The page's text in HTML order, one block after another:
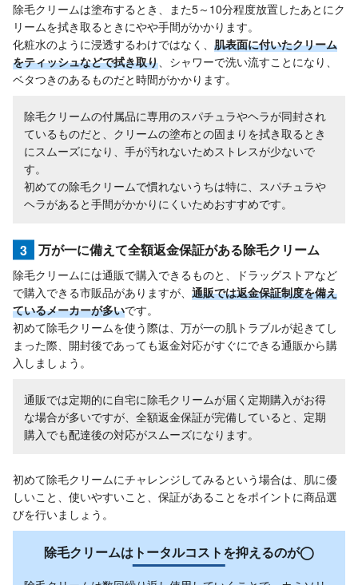
除毛クリームは塗布するとき、また5～10分程度放置したあとにク
リームを拭き取るときにやや手間がかかります。
化粧水のように浸透するわけではなく、 肌表面に付いたクリーム
をティッシュなどで拭き取り、シャワーで洗い流すことになり、
ベタつきのあるものだと時間がかかります。
除毛クリームの付属品に専用のスパチュラやヘラが同封され
ているものだと、クリームの塗布との固まりを拭き取るとき
にスムーズになり、手が汚れないためストレスが少ないで
す。
初めての除毛クリームで慣れないうちは特に、スパチュラや
ヘラがあると手間がかかりにくいためおすすめです。
3 万が一に備えて全額返金保証がある除毛クリーム
除毛クリームには通販で購入できるものと、ドラッグストアなど
で購入できる市販品がありますが、 通販では返金保証制度を備え
ているメーカーが多いです。
初めて除毛クリームを使う際は、万が一の肌トラブルが起きてし
まった際、開封後であっても返金対応がすぐにできる通販から購
入しましょう。
通販では定期的に自宅に除毛クリームが届く定期購入がお得
な場合が多いですが、全額返金保証が完備していると、定期
購入でも配達後の対応がスムーズになります。
初めて除毛クリームにチャレンジしてみるという場合は、肌に優
しいこと、使いやすいこと、保証があることをポイントに商品選
びを行いましょう。
除毛クリームはトータルコストを抑えるのが◯